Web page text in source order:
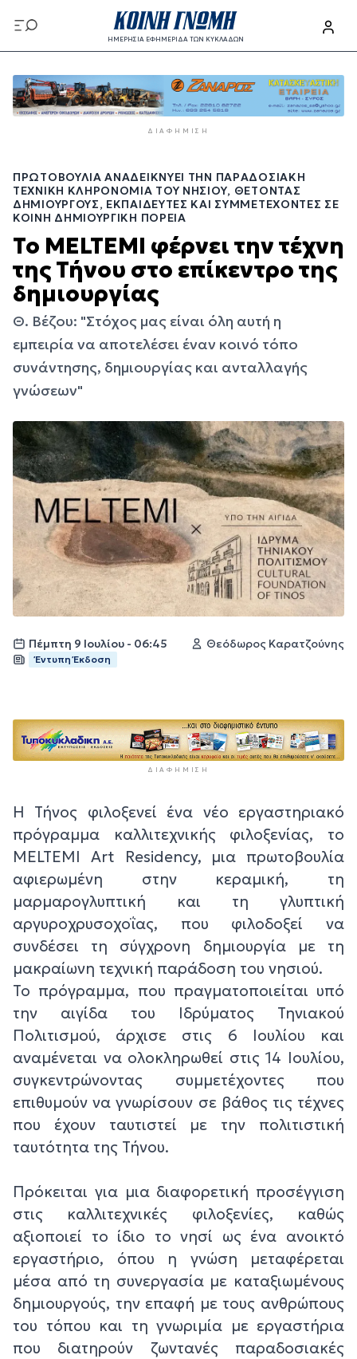
προς
το
περιεχόμενο
ΗΜΕΡΗΣΙΑ ΕΦΗΜΕΡΙΔΑ ΤΩΝ ΚΥΚΛΑΔΩΝ
προς
το
κυρίως
ΔΙΑΦΉΜΙΣΗ
ΠΡΩΤΟΒΟΥΛΊΑ ΑΝΑΔΕΙΚΝΎΕΙ ΤΗΝ ΠΑΡΑΔΟΣΙΑΚΉ
ΤΕΧΝΙΚΉ ΚΛΗΡΟΝΟΜΙΆ ΤΟΥ ΝΗΣΙΟΎ, ΘΈΤΟΝΤΑΣ
ΔΗΜΙΟΥΡΓΟΎΣ, ΕΚΠΑΙΔΕΥΤΈΣ ΚΑΙ ΣΥΜΜΕΤΈΧΟΝΤΕΣ ΣΕ
ΚΟΙΝΉ ΔΗΜΙΟΥΡΓΙΚΉ ΠΟΡΕΊΑ
Το MELTEMI φέρνει την τέχνη
της Τήνου στο επίκεντρο της
δημιουργίας
Θ. Βέζου: "Στόχος μας είναι όλη αυτή η
εμπειρία να αποτελέσει έναν κοινό τόπο
συνάντησης, δημιουργίας και ανταλλαγής
γνώσεων"
Πέμπτη 9 Ιουλίου - 06:45 Θεόδωρος Καρατζούνης
Έντυπη Έκδοση
ΔΙΑΦΉΜΙΣΗ
Η Τήνος φιλοξενεί ένα νέο εργαστηριακό
πρόγραμμα καλλιτεχνικής φιλοξενίας, το
MELTEMI Art Residency, μια πρωτοβουλία
αφιερωμένη στην κεραμική, τη
μαρμαρογλυπτική και τη γλυπτική
αργυροχρυσοχοΐας, που φιλοδοξεί να
συνδέσει τη σύγχρονη δημιουργία με τη
μακραίωνη τεχνική παράδοση του νησιού.
Το πρόγραμμα, που πραγματοποιείται υπό
την αιγίδα του Ιδρύματος Τηνιακού
Πολιτισμού, άρχισε στις 6 Ιουλίου και
αναμένεται να ολοκληρωθεί στις 14 Ιουλίου,
συγκεντρώνοντας συμμετέχοντες που
επιθυμούν να γνωρίσουν σε βάθος τις τέχνες
που έχουν ταυτιστεί με την πολιτιστική
ταυτότητα της Τήνου.
Πρόκειται για μια διαφορετική προσέγγιση
στις καλλιτεχνικές φιλοξενίες, καθώς
αξιοποιεί το ίδιο το νησί ως ένα ανοικτό
εργαστήριο, όπου η γνώση μεταφέρεται
μέσα από τη συνεργασία με καταξιωμένους
δημιουργούς, την επαφή με τους ανθρώπους
του τόπου και τη γνωριμία με εργαστήρια
που διατηρούν ζωντανές παραδοσιακές